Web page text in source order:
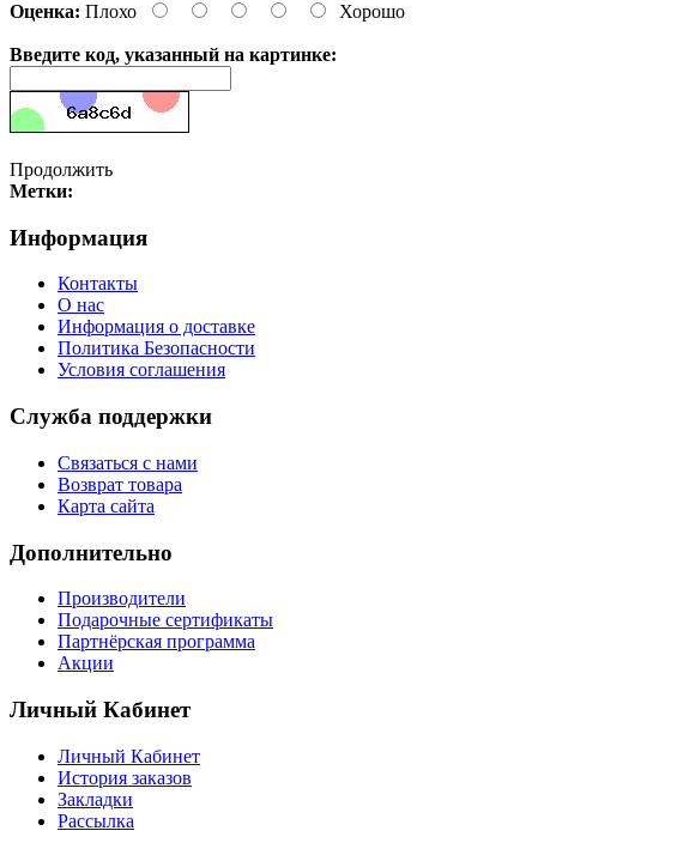
Оценка: Плохо Хорошо
Введите код, указанный на картинке:
Продолжить
Метки:
Информация
Контакты
О нас
Информация о доставке
Политика Безопасности
Условия соглашения
Служба поддержки
Связаться с нами
Возврат товара
Карта сайта
Дополнительно
Производители
Подарочные сертификаты
Партнёрская программа
Акции
Личный Кабинет
Личный Кабинет
История заказов
Закладки
Рассылка